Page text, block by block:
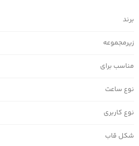
برند
زیرمجموعه
مناسب برای
نوع ساعت
نوع کاربری
شکل قاب